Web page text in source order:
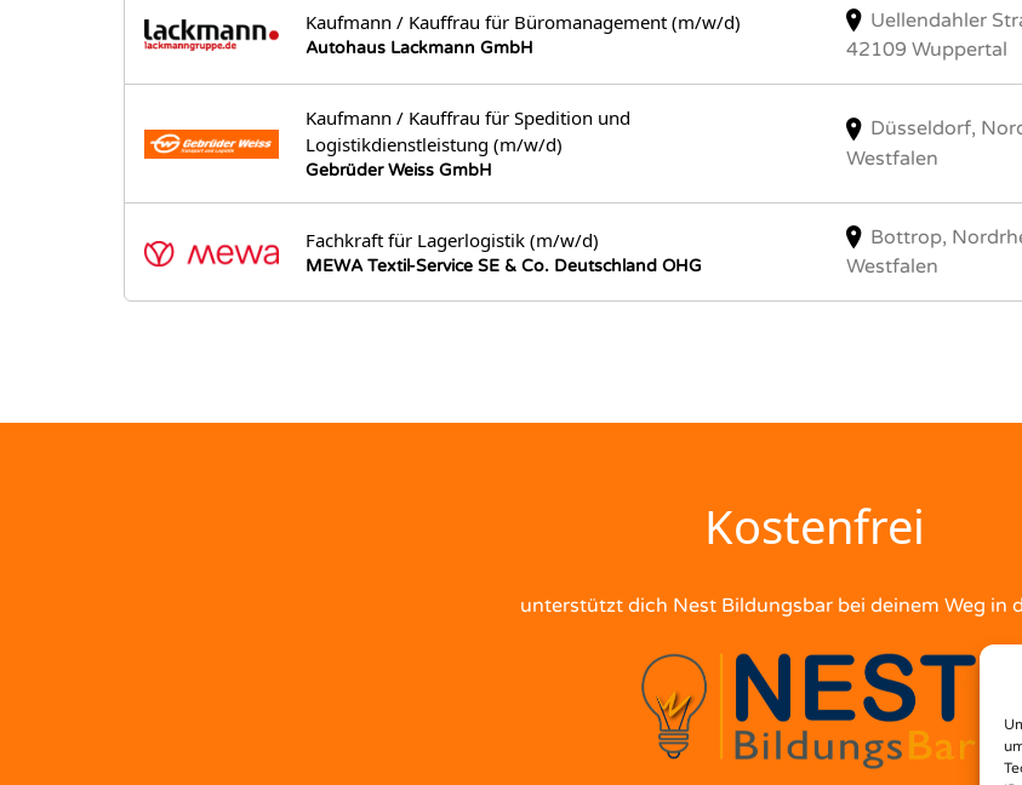
Kaufmann / Kauffrau für Büromanagement (m/w/d)
Autohaus Lackmann GmbH
Uellendahler
42109 Wuppertal
Kaufmann / Kauffrau für Spedition und
Logistikdienstleistung (m/w/d)
Gebrüder Weiss GmbH
Düsseldorf,
Westfalen
Fachkraft für Lagerlogistik (m/w/d)
MEWA Textil-Service SE & Co. Deutschland OHG
Bottrop,
Westfalen
Kostenfrei
unterstützt dich Nest Bildungsbar bei deinem Weg in